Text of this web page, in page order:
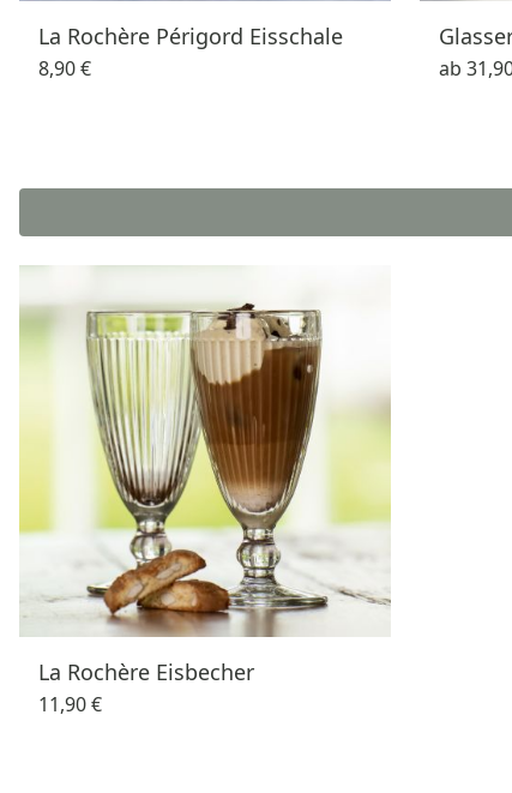
La Rochère Périgord Eisschale
8,90 € ab
La Rochère Eisbecher
11,90 €